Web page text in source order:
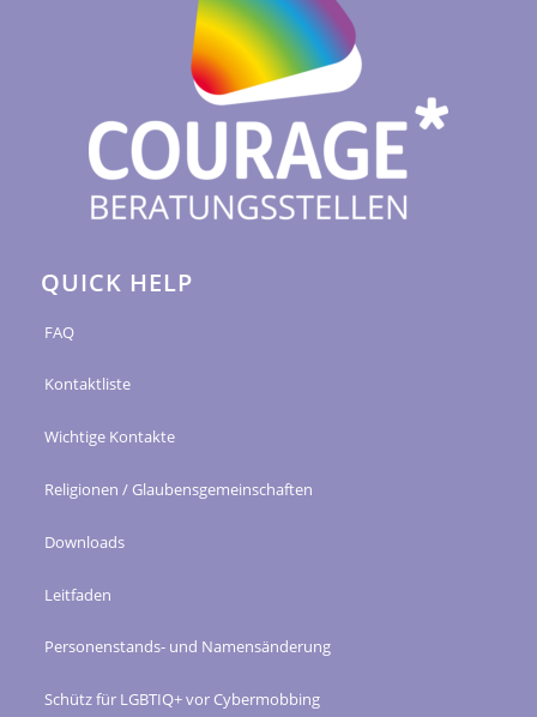
QUICK HELP
FAQ
Kontaktliste
Wichtige Kontakte
Religionen / Glaubensgemeinschaften
Downloads
Leitfaden
Personenstands- und Namensänderung
Schütz für LGBTIQ+ vor Cybermobbing